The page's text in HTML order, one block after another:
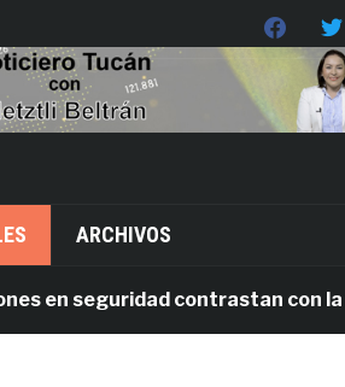
ARCHIVOS
seguridad contrastan con la